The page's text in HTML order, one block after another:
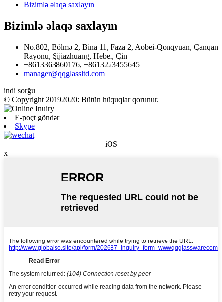
Bizimlə əlaqə saxlayın
Bizimlə əlaqə saxlayın
No.802, Bölmə 2, Bina 11, Faza 2, Aobei-Qonqyuan, Çanqan
Rayonu, Şijiazhuang, Hebei, Çin
+8613363860176, +8613223455645
manager@qqglassltd.com
indi sorğu
© Copyright 20192020: Bütün hüquqlar qorunur.
E-poçt göndər
Skype
iOS
x